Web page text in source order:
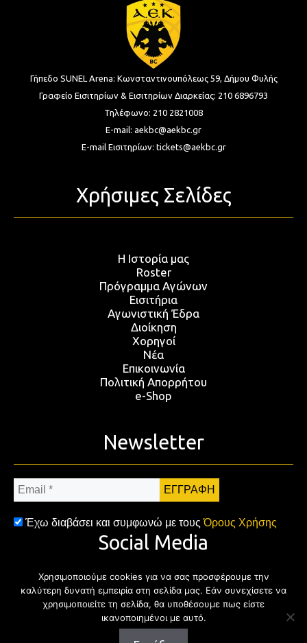
Γήπεδο SUNEL Arena: Κωνσταντινουπόλεως 59, Δήμου Φυλής
Γραφείο Εισιτηρίων & Εισιτηρίων Διαρκείας: 210 6896793
Τηλέφωνο: 210 2821008
E-mail: aekbc@aekbc.gr
E-mail Εισιτηρίων: tickets@aekbc.gr
Χρήσιμες Σελίδες
Η Ιστορία μας
Roster
Πρόγραμμα Αγώνων
Εισιτήρια
Αγωνιστική Έδρα
Διοίκηση
Χορηγοί
Νέα
Επικοινωνία
Πολιτική Απορρήτου
e-Shop
Newsletter
Email
*
Έχω διαβάσει και συμφωνώ με τουςΌρους Χρήσης
Social Media
FacebookTwitter Instagram
Χρησιμοποιούμε cookies για να σας προσφέρουμε την
καλύτερη δυνατή εμπειρία στη σελίδα μας. Εάν συνεχίσετε να
χρησιμοποιείτε τη σελίδα, θα υποθέσουμε πως είστε
ικανοποιημένοι με αυτό.